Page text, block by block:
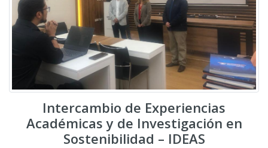
Intercambio de Experiencias
Académicas y de Investigación en
Sostenibilidad – IDEAS